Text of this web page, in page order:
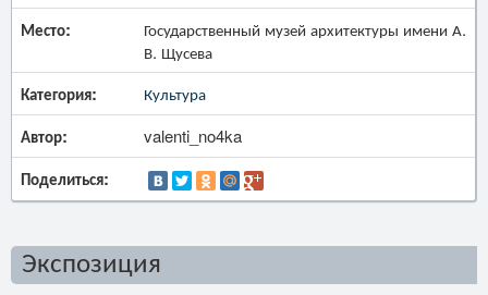
Место:
Государственный музей архитектуры имени А.
В. Щусева
Категория: Культура
Автор: valenti_no4ka
Поделиться:
Экспозиция